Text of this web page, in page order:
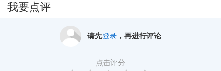
我要点评
请先登录，再进行评论
点击评分